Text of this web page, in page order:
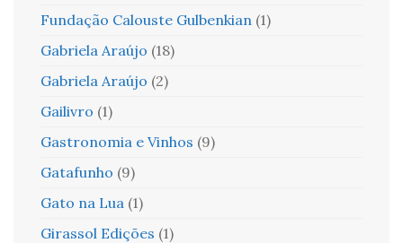
Fundação Calouste Gulbenkian (1)
Gabriela Araújo (18)
Gabriela Araújo (2)
Gailivro (1)
Gastronomia e Vinhos (9)
Gatafunho (9)
Gato na Lua (1)
Girassol Edições (1)